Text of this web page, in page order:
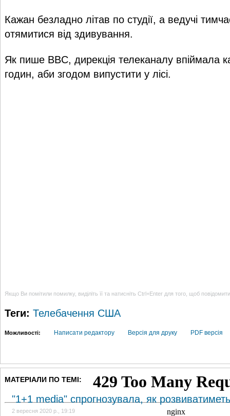
Кажан безладно літав по студії, а ведучі
отямитися від здивування.
Як пише BBC, дирекція телеканалу впіймала
годин, аби згодом випустити у лісі.
Якщо Ви помітили помилку, виділіть її та натисніть Ctrl+Enter для того, щоб
Теги: Телебачення США
Можливості: Написати редактору Версія для друку PDF версія
МАТЕРІАЛИ ПО ТЕМІ:
"1+1 media" спрогнозувала, як
2 вересня 2020 р., 19:19